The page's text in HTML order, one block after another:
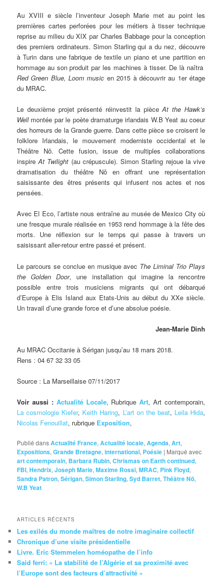
Au XVIII e siècle l’inventeur Joseph Marie met au point les
premières cartes perforées pour les métiers à tisser technique
reprise au milieu du XIX par Charles Babbage pour la conception
des premiers ordinateurs. Simon Starling qui a du nez, découvre
à Turin dans une fabrique de textile un piano et une partition en
hommage au son produit par les machines à tisser. De là naîtra
Red Green Blue, Loom music en 2015 à découvrir au 1er étage
du MRAC.
Le deuxième projet présenté réinvestit la pièceAt the Hawk’s
Wellmontée par le poète dramaturge irlandais W.B Yeat au coeur
des horreurs de la Grande guerre. Dans cette pièce se croisent le
folklore Irlandais, le mouvement moderniste occidental et le
Théâtre Nô. Cette fusion, issue de multiples collaborations
inspire At Twilight (au crépuscule). Simon Starling rejoue la vive
dramatisation du théâtre Nô en offrant une représentation
saisissante des êtres présents qui infusent nos actes et nos
pensées.
Avec El Eco, l’artiste nous entraîne au musée de Mexico City où
une fresque murale réalisée en 1953 rend hommage à la fête des
morts. Une réflexion sur le temps qui passe à travers un
saisissant aller-retour entre passé et présent.
Le parcours se conclue en musique avec The Liminal Trio Plays
the Golden Door, une installation qui imagine la rencontre
possible entre trois musiciens migrants qui ont débarqué
d’Europe à Elis Island aux Etats-Unis au début du XXe siècle.
Un travail d’une grande force et d’une absolue poésie.
Jean-Marie Dinh
Au MRAC Occitanie à Sérigan jusqu’au 18 mars 2018.
Rens : 04 67 32 33 05
Source : La Marseillaise 07/11/2017
Voir aussi : Actualité Locale, RubriqueArt, Art contemporain,
La cosmologie Kiefer, Keith Haring, L’art on the beat, Leila Hida,
Nicolas Fenouillat, rubrique Exposition,
Publié dansActualité France,Actualité locale,Agenda,Art,
Expositions,Grande Bretagne,international, Poésie | Marqué avec
art contemporain, Barbara Rubin,Chrismas on Earth continued,
FBI,Hendrix,Joseph Marie,Maxime Rossi,MRAC, Pink Floyd,
Sandra Patron,Sérigan,Simon Starling,Syd Barret,Théâtre Nö,
W.B Yeat
ARTICLES RÉCENTS
Les exilés du monde maîtres de notre imaginaire collectif
Chronique d’une visite présidentielle
Livre. Eric Stemmelen homéopathe de l’info
Said ferri: « La stabilité de l’Algérie et sa proximité avec
l’Europe sont des facteurs d’attractivité »